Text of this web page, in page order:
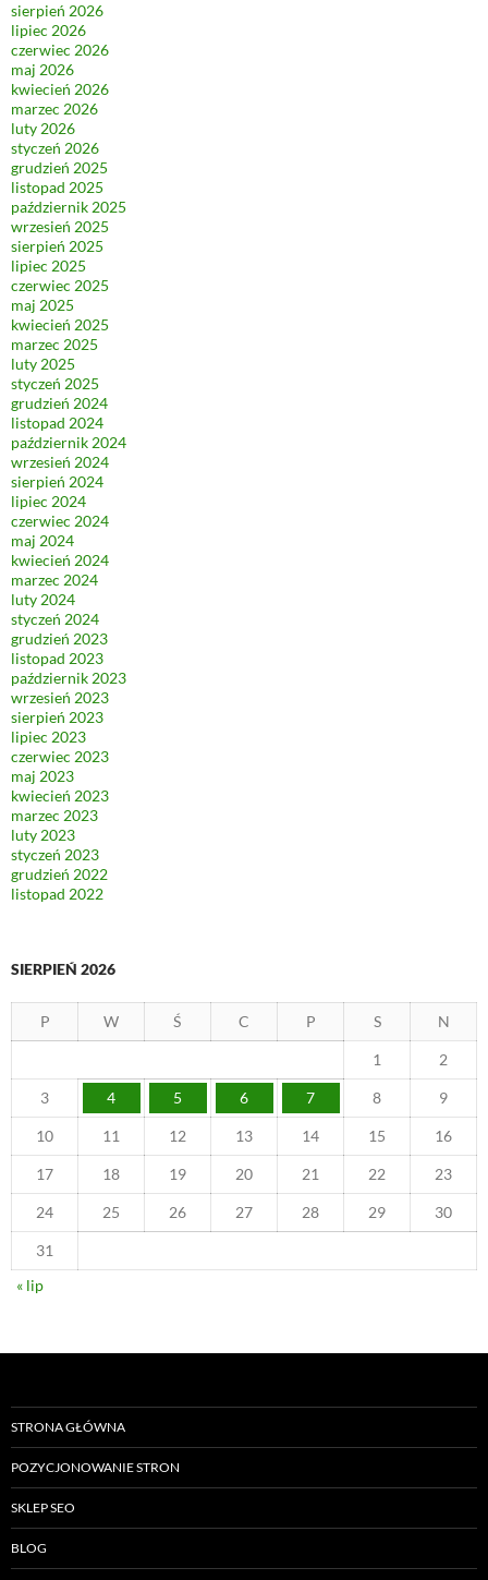
sierpień 2026
lipiec 2026
czerwiec 2026
maj 2026
kwiecień 2026
marzec 2026
luty 2026
styczeń 2026
grudzień 2025
listopad 2025
październik 2025
wrzesień 2025
sierpień 2025
lipiec 2025
czerwiec 2025
maj 2025
kwiecień 2025
marzec 2025
luty 2025
styczeń 2025
grudzień 2024
listopad 2024
październik 2024
wrzesień 2024
sierpień 2024
lipiec 2024
czerwiec 2024
maj 2024
kwiecień 2024
marzec 2024
luty 2024
styczeń 2024
grudzień 2023
listopad 2023
październik 2023
wrzesień 2023
sierpień 2023
lipiec 2023
czerwiec 2023
maj 2023
kwiecień 2023
marzec 2023
luty 2023
styczeń 2023
grudzień 2022
listopad 2022
SIERPIEŃ 2026
P W Ś C P S N
1 2
3 4 5 6 7 8 9
10 11 12 13 14 15 16
17 18 19 20 21 22 23
24 25 26 27 28 29 30
31
« lip
STRONA GŁÓWNA
POZYCJONOWANIE STRON
SKLEP SEO
BLOG